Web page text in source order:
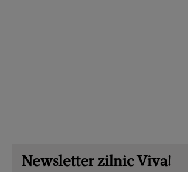
Newsletter zilnic Viva!